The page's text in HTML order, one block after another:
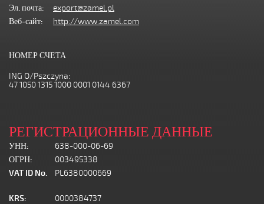
Эл. почта:
export@zamel.pl
Веб-сайт:
http://www.zamel.com
НОМЕР СЧЕТА
ING O/Pszczyna:
47 1050 1315 1000 0001 0144 6367
РЕГИСТРАЦИОННЫЕ ДАННЫЕ
УНН:
638-000-06-69
ОГРН:
003495338
VAT ID No.
PL6380000669
KRS:
0000384737